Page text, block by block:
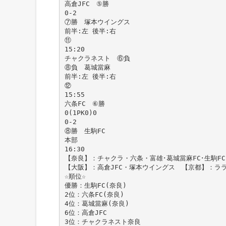
高倉JFC ⑤勝
0-2
⑦勝 塚本ウイングス
前半:左 後半:右
⑪
15:20
チャクラネスト ⑥負
⑧負 葛城當麻
前半:左 後半:右
⑫
15:55
六条FC ⑥勝
0(1PK0)0
0-2
⑧勝 生駒FC
本部
16:30
【奈良】：チャクラ・六条・富雄･葛城當麻FC･生駒FC
【大阪】：高倉JFC・塚本ウイングス 【京都】：ラ
☆順位☆
優勝：生駒FC(奈良)
2位：六条FC(奈良)
4位：葛城當麻(奈良)
6位：高倉JFC
3位：チャクラネスト奈良